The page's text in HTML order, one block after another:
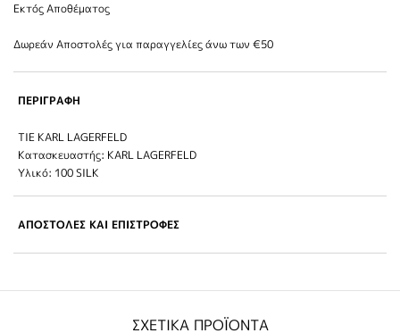
Εκτός Αποθέματος
Δωρεάν Αποστολές για παραγγελίες άνω των €50
ΠΕΡΙΓΡΑΦΗ
TIE KARL LAGERFELD
Κατασκευαστής: KARL LAGERFELD
Υλικό: 100 SILK
ΑΠΟΣΤΟΛΕΣ ΚΑΙ ΕΠΙΣΤΡΟΦΕΣ
ΣΧΕΤΙΚΑ ΠΡΟΪΟΝΤΑ